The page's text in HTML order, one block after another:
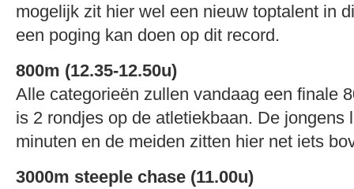
mogelijk zit hier wel een nieuw toptalent in
een poging kan doen op dit record.
800m (12.35-12.50u)
Alle categorieën zullen vandaag een finale
is 2 rondjes op de atletiekbaan. De jongens
minuten en de meiden zitten hier net iets
3000m steeple chase (11.00u)